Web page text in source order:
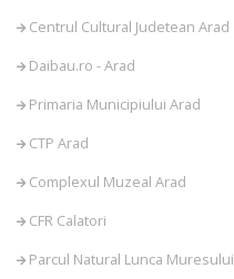
Centrul Cultural Judetean Arad
Daibau.ro - Arad
Primaria Municipiului Arad
CTP Arad
Complexul Muzeal Arad
CFR Calatori
Parcul Natural Lunca Muresului